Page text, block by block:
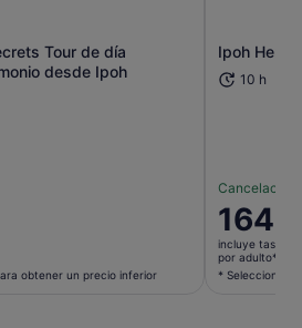
Tour de día
desde Ipoh
obtener un precio inferior
Se abre en una pestaña nueva
Ipoh
10 h
Cancelación
El
precio
es
de
164 €
incluye tasas e
por adulto*
* Selecciona